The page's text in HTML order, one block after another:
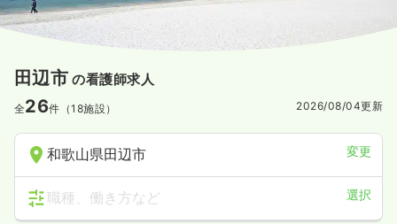
田辺市 の看護師求人
全26件（18施設） 2026/08/04更新
和歌山県田辺市 変更
職種、働き方など 選択